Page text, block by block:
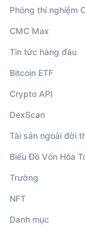
Phòng thí nghiệm
CMC Max
Tin tức hàng đầu
Bitcoin ETF
Crypto API
DexScan
Tài sản ngoài đời
Biểu Đồ Vốn Hóa
Trường
NFT
Danh mục